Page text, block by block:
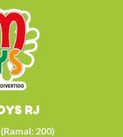
RJ
200)